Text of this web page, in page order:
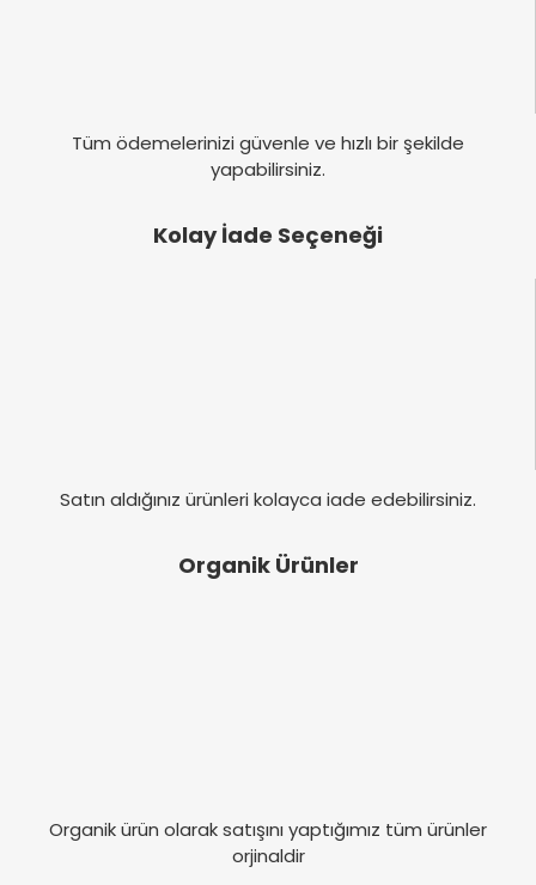
Tüm ödemelerinizi güvenle ve hızlı bir şekilde
yapabilirsiniz.
Kolay İade Seçeneği
Satın aldığınız ürünleri kolayca iade edebilirsiniz.
Organik Ürünler
Organik ürün olarak satışını yaptığımız tüm ürünler
orjinaldir